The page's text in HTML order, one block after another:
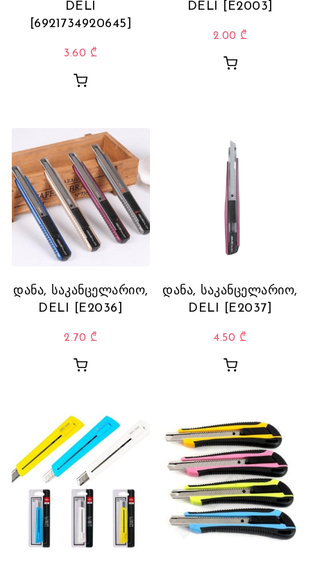
DELI
[6921734920645]
3.60 ₾
DELI [E2003]
2.00 ₾
დანა, საკანცელარიო,
DELI [E2036]
2.70 ₾
დანა, საკანცელარიო,
DELI [E2037]
4.50 ₾